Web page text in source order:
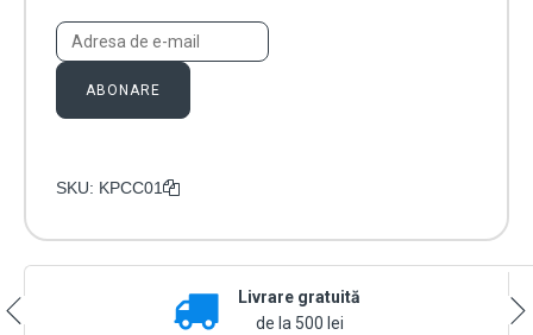
ABONARE
SKU: KPCC01
Livrare gratuită
de la 500 lei